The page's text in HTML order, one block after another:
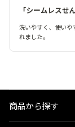
「シームレスせ
洗いやすく、使いや
れました。
商品から探す